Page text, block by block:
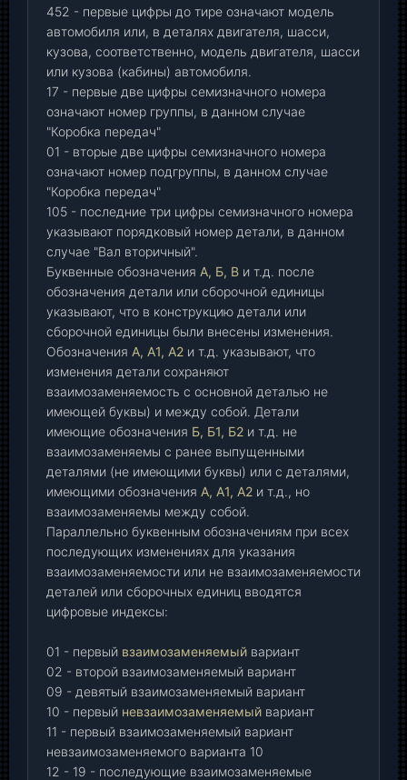
452 - первые цифры до тире означают модель
автомобиля или, в деталях двигателя, шасси,
кузова, соответственно, модель двигателя, шасси
или кузова (кабины) автомобиля.
17 - первые две цифры семизначного номера
означают номер группы, в данном случае
"Коробка передач"
01 - вторые две цифры семизначного номера
означают номер подгруппы, в данном случае
"Коробка передач"
105 - последние три цифры семизначного номера
указывают порядковый номер детали, в данном
случае "Вал вторичный".
Буквенные обозначения А, Б, В и т.д. после
обозначения детали или сборочной единицы
указывают, что в конструкцию детали или
сборочной единицы были внесены изменения.
Обозначения А, А1, А2 и т.д. указывают, что
изменения детали сохраняют
взаимозаменяемость с основной деталью не
имеющей буквы) и между собой. Детали
имеющие обозначения Б, Б1, Б2 и т.д. не
взаимозаменяемы с ранее выпущенными
деталями (не имеющими буквы) или с деталями,
имеющими обозначения А, А1, А2 и т.д., но
взаимозаменяемы между собой.
Параллельно буквенным обозначениям при всех
последующих изменениях для указания
взаимозаменяемости или не взаимозаменяемости
деталей или сборочных единиц вводятся
цифровые индексы:
01 - первый взаимозаменяемый вариант
02 - второй взаимозаменяемый вариант
09 - девятый взаимозаменяемый вариант
10 - первый невзаимозаменяемый вариант
11 - первый взаимозаменяемый вариант
невзаимозаменяемого варианта 10
12 - 19 - последующие взаимозаменяемые